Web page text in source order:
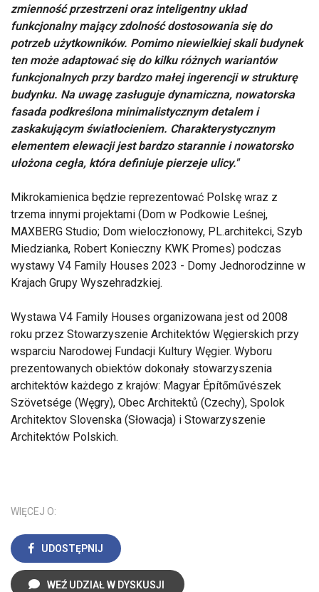
zmienność przestrzeni oraz inteligentny układ
funkcjonalny mający zdolność dostosowania się do
potrzeb użytkowników. Pomimo niewielkiej skali budynek
ten może adaptować się do kilku różnych wariantów
funkcjonalnych przy bardzo małej ingerencji w strukturę
budynku. Na uwagę zasługuje dynamiczna, nowatorska
fasada podkreślona minimalistycznym detalem i
zaskakującym światłocieniem. Charakterystycznym
elementem elewacji jest bardzo starannie i nowatorsko
ułożona cegła, która definiuje pierzeje ulicy."
Mikrokamienica będzie reprezentować Polskę wraz z
trzema innymi projektami (Dom w Podkowie Leśnej,
MAXBERG Studio; Dom wieloczłonowy, PL.architekci, Szyb
Miedzianka, Robert Konieczny KWK Promes) podczas
wystawy V4 Family Houses 2023 - Domy Jednorodzinne w
Krajach Grupy Wyszehradzkiej.
Wystawa V4 Family Houses organizowana jest od 2008
roku przez Stowarzyszenie Architektów Węgierskich przy
wsparciu Narodowej Fundacji Kultury Węgier. Wyboru
prezentowanych obiektów dokonały stowarzyszenia
architektów każdego z krajów: Magyar Építőművészek
Szövetsége (Węgry), Obec Architektů (Czechy), Spolok
Architektov Slovenska (Słowacja) i Stowarzyszenie
Architektów Polskich.
WIĘCEJ O:
UDOSTĘPNIJ
WEŹ UDZIAŁ W DYSKUSJI